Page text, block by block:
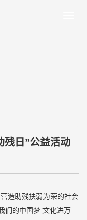
残日”公益活动
造助残扶弱为荣的社会
们的中国梦 文化进万